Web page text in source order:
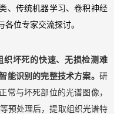
、传统机器学习、卷积神经
位专家交流探讨。
织坏死的快速、无损检测难
能识别的完整技术方案。 研
常与坏死部位的光谱图像，
预处理后，提取组织光谱特